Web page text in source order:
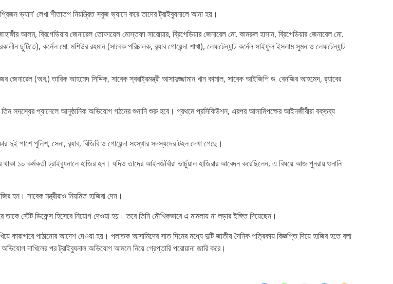
ভ্যান’ লেখা শীতাতপ নিয়ন্ত্রিত সবুজ ভ্যানে করে তাদের ট্রাইব্যুনালে আনা হয়।
আলম, ব্রিগেডিয়ার জেনারেল তোফায়েল মোস্তফা সারোয়ার, ব্রিগেডিয়ার জেনারেল মো. কামরুল হাসান, ব্রিগেডিয়ার জেনারেল মো.
কর্নেল মো. মশিউর রহমান (সাবেক পরিচালক, র‍্যাব গোয়েন্দা শাখা), লেফটেন্যান্ট কর্নেল সাইফুল ইসলাম সুমন ও লেফটেন্যান্ট
জেনারেল (অব.) তারিক আহমেদ সিদ্দিক, সাবেক স্বরাষ্ট্রমন্ত্রী আসাদুজ্জামান খান কামাল, সাবেক আইজিপি ড. বেনজির আহমেদ, র‍্যাবের
তিন সদস্যের প্যানেলে আনুষ্ঠানিক অভিযোগ গঠনের শুনানি শুরু হবে। প্রথমে প্রসিকিউশন, এরপর আসামিপক্ষের আইনজীবীরা বক্তব্য
পাশে পুলিশ, সেনা, র‌্যাব, বিজিবি ও গোয়েন্দা সংস্থার সদস্যদের টহল দেখা গেছে।
১০ কর্মকর্তা ট্রাইব্যুনালে হাজির হন। যদিও তাদের আইনজীবীরা ভার্চুয়াল হাজিরার আবেদন করেছিলেন, এ বিষয়ে আজ পুনরায় শুনানি
হন। সাবেক মন্ত্রীরাও নিয়মিত হাজিরা দেন।
স্টেট ডিফেন্স হিসেবে নিয়োগ দেওয়া হয়। তবে তিনি মৌখিকভাবে এ মামলায় না লড়ার ইঙ্গিত দিয়েছেন।
কারাগারে পাঠানোর আদেশ দেওয়া হয়। পলাতক আসামিদের সাত দিনের মধ্যে দুটি জাতীয় দৈনিক পত্রিকায় বিজ্ঞপ্তি দিয়ে হাজির হতে বলা
দাখিলের পর ট্রাইব্যুনাল অভিযোগ আমলে নিয়ে গ্রেপ্তারি পরোয়ানা জারি করে।